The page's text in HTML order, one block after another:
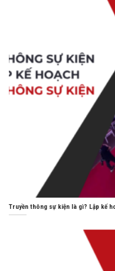
Truyền thông sự kiện là gì? Lập kế